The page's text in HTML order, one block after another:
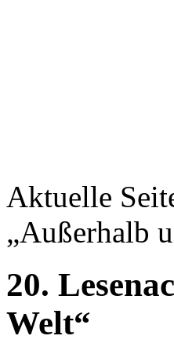
Aktuelle
„Außerhalb
20.
Welt“